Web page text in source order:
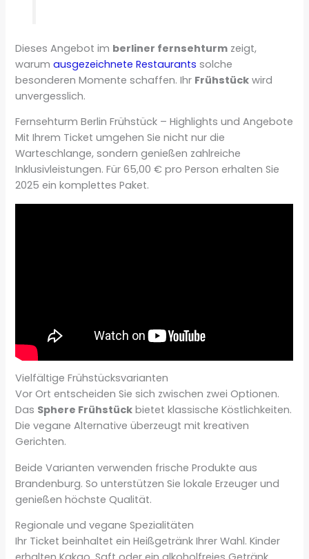
Dieses Angebot im berliner fernsehturm zeigt,
warumausgezeichnete Restaurants solche
besonderen Momente schaffen. Ihr Frühstück wird
unvergesslich.
Fernsehturm Berlin Frühstück – Highlights und Angebote
Mit Ihrem Ticket umgehen Sie nicht nur die
Warteschlange, sondern genießen zahlreiche
Inklusivleistungen. Für 65,00 € pro Person erhalten Sie
2025 ein komplettes Paket.
Vielfältige Frühstücksvarianten
Vor Ort entscheiden Sie sich zwischen zwei Optionen.
Das Sphere Frühstück bietet klassische Köstlichkeiten.
Die vegane Alternative überzeugt mit kreativen
Gerichten.
Beide Varianten verwenden frische Produkte aus
Brandenburg. So unterstützen Sie lokale Erzeuger und
genießen höchste Qualität.
Regionale und vegane Spezialitäten
Ihr Ticket beinhaltet ein Heißgetränk Ihrer Wahl. Kinder